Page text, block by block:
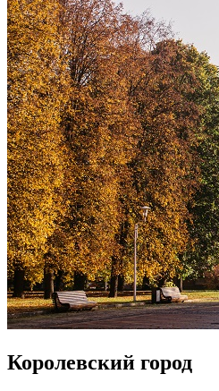
Королевский город